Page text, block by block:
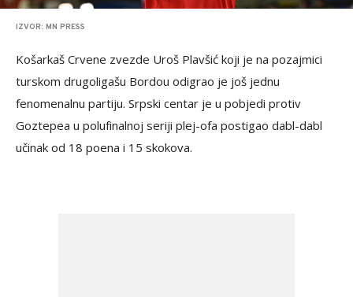
IZVOR: MN PRESS
Košarkaš Crvene zvezde Uroš Plavšić koji je na pozajmici
turskom drugoligašu Bordou odigrao je još jednu
fenomenalnu partiju. Srpski centar je u pobjedi protiv
Goztepea u polufinalnoj seriji plej-ofa postigao dabl-dabl
učinak od 18 poena i 15 skokova.